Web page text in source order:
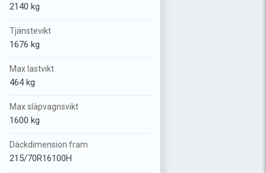
2140 kg
Tjänstevikt
1676 kg
Max lastvikt
464 kg
Max släpvagnsvikt
1600 kg
Däckdimension fram
215/70R16100H